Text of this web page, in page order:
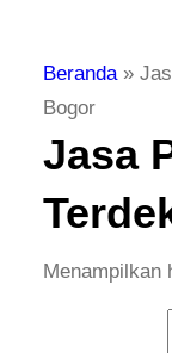
Beranda»
Bogor
Jasa
Menampilkan